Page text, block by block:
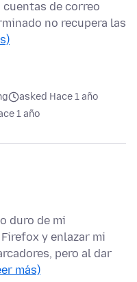
cuentas de correo
no recupera las
asked Hace 1 año
1 año
duro de mi
y enlazar mi
pero al dar
más)